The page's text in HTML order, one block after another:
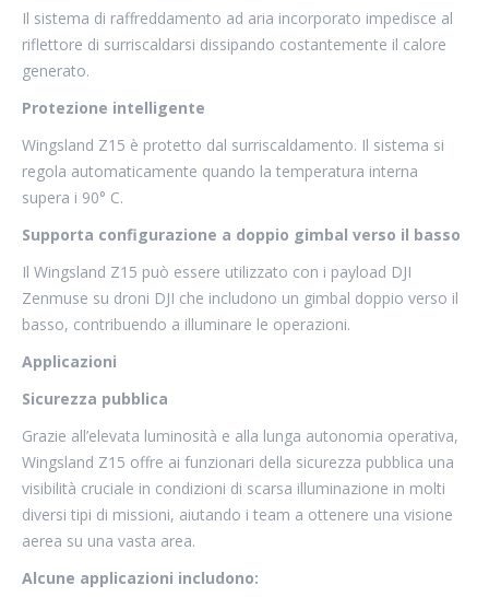
Il sistema di raffreddamento ad aria incorporato impedisce al
riflettore di surriscaldarsi dissipando costantemente il calore
generato.
Protezione intelligente
Wingsland Z15 è protetto dal surriscaldamento. Il sistema si
regola automaticamente quando la temperatura interna
supera i 90° C.
Supporta configurazione a doppio gimbal verso il basso
Il Wingsland Z15 può essere utilizzato con i payload DJI
Zenmuse su droni DJI che includono un gimbal doppio verso il
basso, contribuendo a illuminare le operazioni.
Applicazioni
Sicurezza pubblica
Grazie all’elevata luminosità e alla lunga autonomia operativa,
Wingsland Z15 offre ai funzionari della sicurezza pubblica una
visibilità cruciale in condizioni di scarsa illuminazione in molti
diversi tipi di missioni, aiutando i team a ottenere una visione
aerea su una vasta area.
Alcune applicazioni includono: